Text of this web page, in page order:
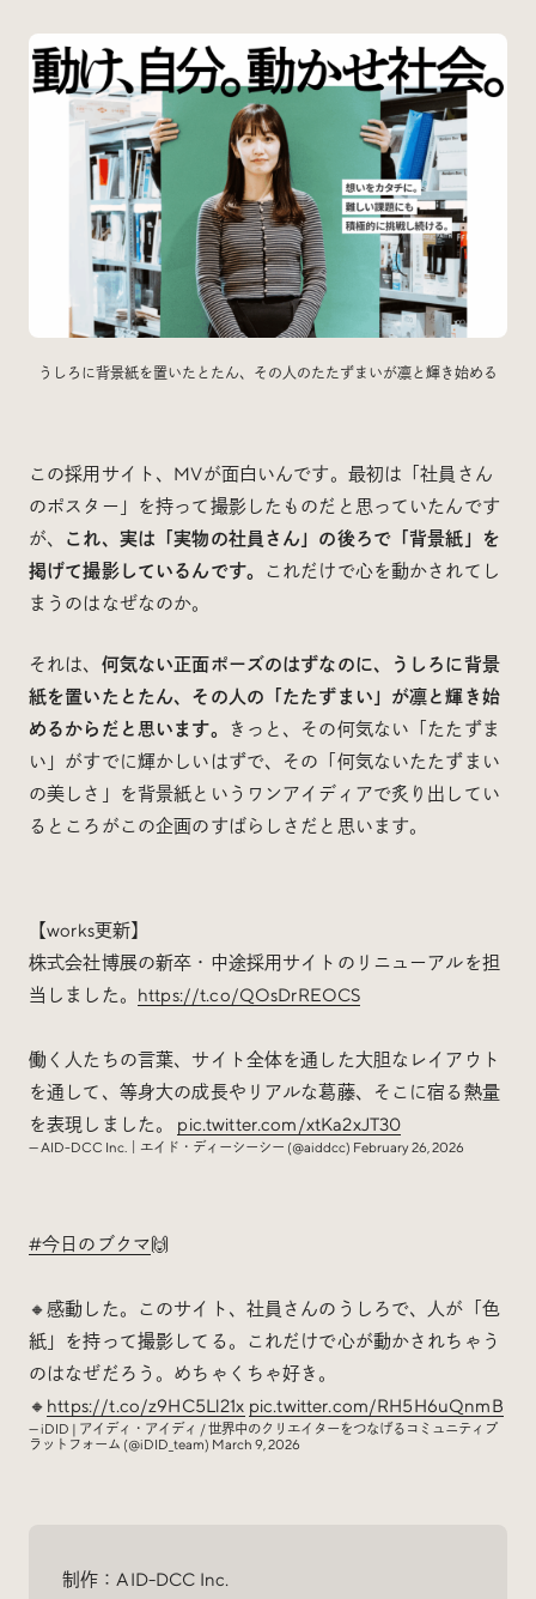
うしろに背景紙を置いたとたん、その人のたたずまいが凛と輝き始める
この採用サイト、MVが面白いんです。最初は「社員さん
のポスター」を持って撮影したものだと思っていたんです
が、 これ、実は「実物の社員さん」の後ろで「背景紙」を
掲げて撮影しているんです。
これだけで心を動かされてし
まうのはなぜなのか。
それは、 何気ない正面ポーズのはずなのに、うしろに背景
紙を置いたとたん、その人の「たたずまい」が凛と輝き始
めるからだと思います。
きっと、その何気ない「たたずま
い」がすでに輝かしいはずで、その「何気ないたたずまい
の美しさ」を背景紙というワンアイディアで炙り出してい
るところがこの企画のすばらしさだと思います。
【works更新】
株式会社博展の新卒・中途採用サイトのリニューアルを担
当しました。 https://t.co/QOsDrREOCS
働く人たちの言葉、サイト全体を通した大胆なレイアウト
を通して、等身大の成長やリアルな葛藤、そこに宿る熱量
を表現しました。 pic.twitter.com/xtKa2xJT30
— AID-DCC Inc.｜エイド・ディーシーシー (@aiddcc) February 26, 2026
#今日のブクマ🙌
🔸感動した。このサイト、社員さんのうしろで、人が「色
紙」を持って撮影してる。これだけで心が動かされちゃう
のはなぜだろう。めちゃくちゃ好き。
🔸 https://t.co/z9HC5Ll21x pic.twitter.com/RH5H6uQnmB
— iDID | アイディ・アイディ / 世界中のクリエイターをつなげるコミュニティプ
ラットフォーム (@iDID_team) March 9, 2026
制作：AID-DCC Inc.